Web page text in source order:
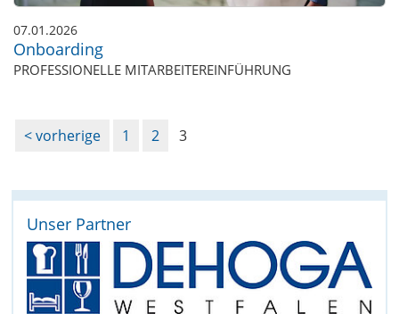
07.01.2026
Onboarding
PROFESSIONELLE MITARBEITEREINFÜHRUNG
vorherige 1 2 3
Unser Partner